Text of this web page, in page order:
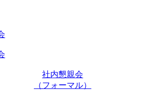
社内懇親会
（フォーマル）